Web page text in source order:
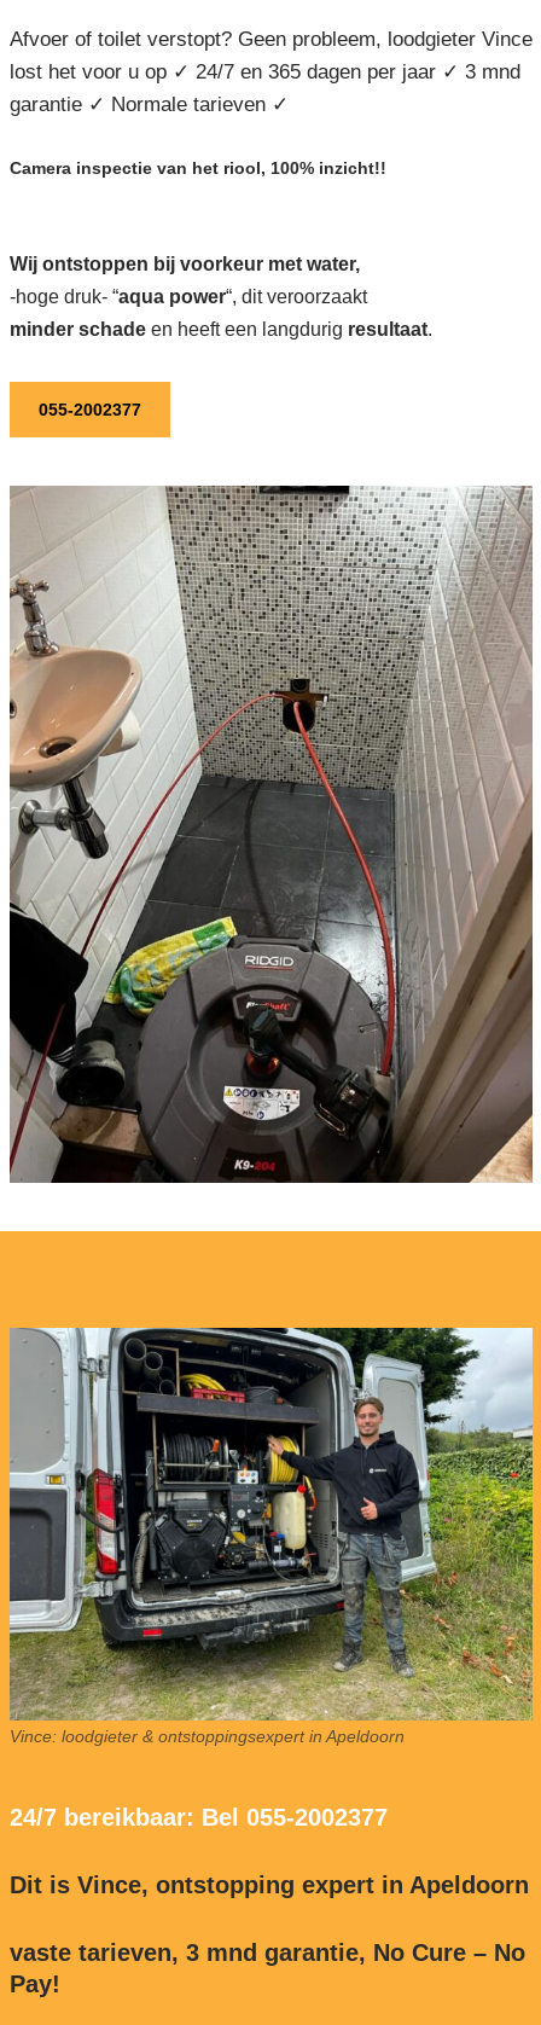
Afvoer of toilet verstopt? Geen probleem, loodgieter Vince
lost het voor u op ✓ 24/7 en 365 dagen per jaar ✓ 3 mnd
garantie ✓ Normale tarieven ✓
Camera inspectie van het riool, 100% inzicht!!
Wij ontstoppen bij voorkeur met water,
-hoge druk- “aqua power“, dit veroorzaakt
minder schadeen heeft een langdurig resultaat.
055-2002377
Vince: loodgieter & ontstoppingsexpert in Apeldoorn
24/7 bereikbaar: Bel 055-2002377
Dit is Vince, ontstopping expert in Apeldoorn
vaste tarieven, 3 mnd garantie, No Cure – No
Pay!